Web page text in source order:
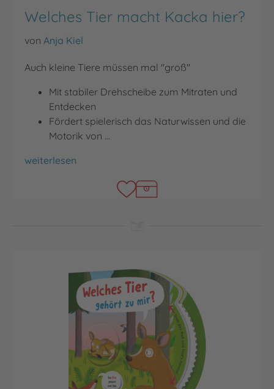
Welches Tier macht Kacka hier?
von Anja Kiel
Auch kleine Tiere müssen mal "groß"
Mit stabiler Drehscheibe zum Mitraten und
Entdecken
Fördert spielerisch das Naturwissen und die
Motorik von …
Welches Tier macht Kacka hier?
weiterlesen